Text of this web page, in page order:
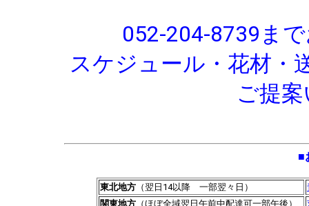
052-204-8739ま
スケジュール・花材・
ご提
■
東北地方 （翌日14以降 一部翌々日）
関東地方 （ほぼ全域翌日午前中配達可一部午後）